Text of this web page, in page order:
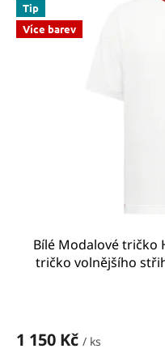
Tip
Více barev
Bílé Modalové tričko
tričko volnějšího
1 150 Kč / ks